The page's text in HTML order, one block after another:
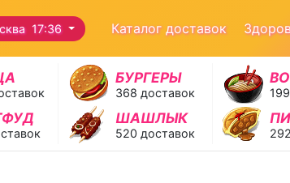
17:36 Каталог доставок
БУРГЕРЫ
368 доставок
ШАШЛЫК
520 доставок